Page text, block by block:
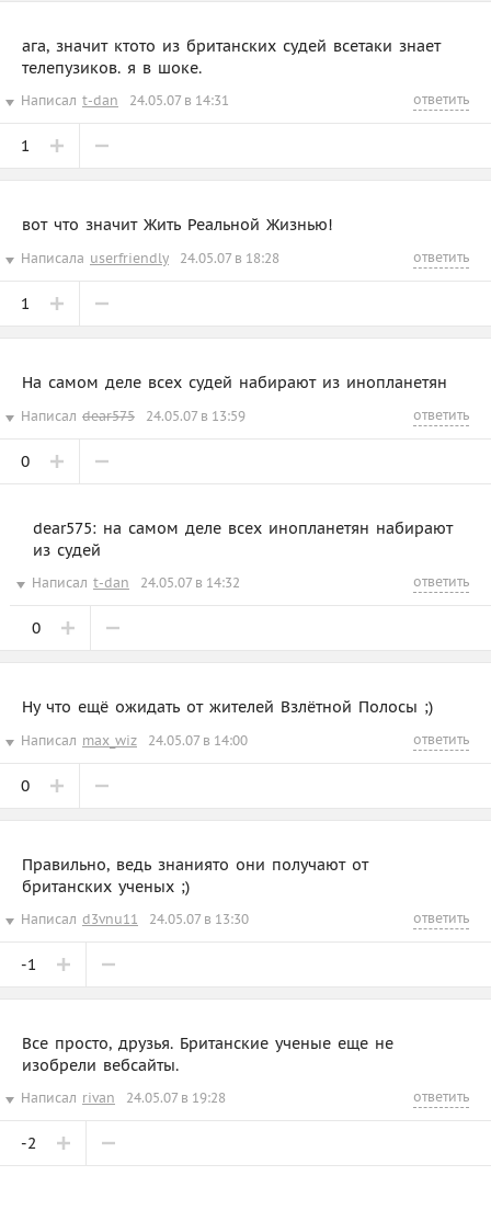
ага, значит ктото из британских судей всетаки знает
телепузиков. я в шоке.
Написал t-dan 24.05.07 в 14:31 ответить
1
вот что значит Жить Реальной Жизнью!
Написала userfriendly 24.05.07 в 18:28 ответить
1
На самом деле всех судей набирают из инопланетян
Написал dear575 24.05.07 в 13:59 ответить
0
dear575: на самом деле всех инопланетян набирают
из судей
Написал t-dan 24.05.07 в 14:32 ответить
0
Ну что ещё ожидать от жителей Взлётной Полосы ;)
Написал max_wiz 24.05.07 в 14:00 ответить
0
Правильно, ведь знаниято они получают от
британских ученых ;)
Написал d3vnu11 24.05.07 в 13:30 ответить
-1
Все просто, друзья. Британские ученые еще не
изобрели вебсайты.
Написал rivan 24.05.07 в 19:28 ответить
-2